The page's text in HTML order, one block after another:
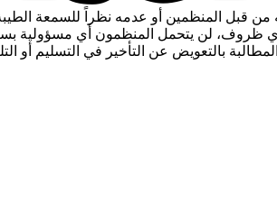
قبل المنظمين أو عدمه نظراً للسمعة
ظروف، لن يتحمل المنظمون أي مسؤولية
بالتعويض عن التأخير في التسليم أو